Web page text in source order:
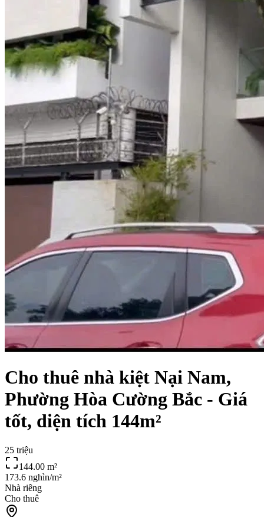
Cho thuê nhà kiệt Nại Nam,
Phường Hòa Cường Bắc - Giá
tốt, diện tích 144m²
25 triệu
144.00 m²
173.6 nghìn/m²
Nhà riêng
Cho thuê